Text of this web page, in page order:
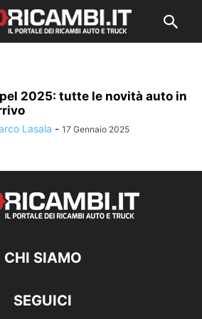
2025: tutte le novità auto in
Lasala - 17 Gennaio 2025
CHI SIAMO
SEGUICI